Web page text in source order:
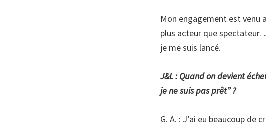
Mon engagement est venu
plus acteur que spectateur.
je me suis lancé.
J&L : Quand on devient
je ne suis pas prêt” ?
G. A. : J’ai eu beaucoup de